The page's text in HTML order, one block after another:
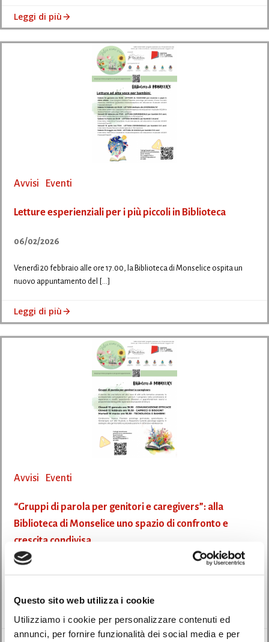
Questo sito web utilizza i cookie
Utilizziamo i cookie per personalizzare contenuti ed
annunci, per fornire funzionalità dei social media e per
Leggi di più
Avvisi Eventi
Letture esperienziali per i più piccoli in Biblioteca
06/02/2026
Venerdì 20 febbraio alle ore 17.00, la Biblioteca di Monselice ospita un
nuovo appuntamento del […]
Leggi di più
Avvisi Eventi
“Gruppi di parola per genitori e caregivers”: alla
Biblioteca di Monselice uno spazio di confronto e
crescita condivisa
La Biblioteca di Monselice propone un ciclo di Gruppi di parola per genitori
Leggi di più